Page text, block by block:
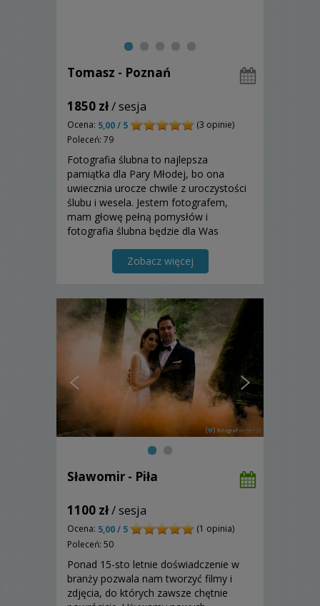
Tomasz - Poznań
1850 zł/ sesja
Ocena: 5,00 / 5
(3 opinie)
Poleceń: 79
Fotografia ślubna to najlepsza
pamiątka dla Pary Młodej, bo ona
uwiecznia urocze chwile z uroczystości
ślubu i wesela. Jestem fotografem,
mam głowę pełną pomysłów i
fotografia ślubna będzie dla Was
Zobacz więcej
Sławomir - Piła
1100 zł/ sesja
Ocena: 5,00 / 5
(1 opinia)
Poleceń: 50
Ponad 15-sto letnie doświadczenie w
branży pozwala nam tworzyć filmy i
zdjęcia, do których zawsze chętnie